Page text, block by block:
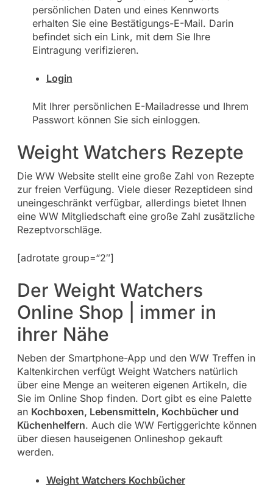
persönlichen Daten und eines Kennworts
erhalten Sie eine Bestätigungs-E-Mail. Darin
befindet sich ein Link, mit dem Sie Ihre
Eintragung verifizieren.
Login
Mit Ihrer persönlichen E-Mailadresse und Ihrem
Passwort können Sie sich einloggen.
Weight Watchers Rezepte
Die WW Website stellt eine große Zahl von Rezepte
zur freien Verfügung. Viele dieser Rezeptideen sind
uneingeschränkt verfügbar, allerdings bietet Ihnen
eine WW Mitgliedschaft eine große Zahl zusätzliche
Rezeptvorschläge.
[adrotate group=“2″]
Der Weight Watchers
Online Shop | immer in
ihrer Nähe
Neben der Smartphone-App und den WW Treffen in
Kaltenkirchen verfügt Weight Watchers natürlich
über eine Menge an weiteren eigenen Artikeln, die
Sie im Online Shop finden. Dort gibt es eine Palette
an Kochboxen, Lebensmitteln, Kochbücher und
Küchenhelfern. Auch die WW Fertiggerichte können
über diesen hauseigenen Onlineshop gekauft
werden.
Weight Watchers Kochbücher